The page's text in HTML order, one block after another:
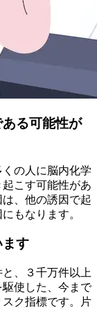
る可能性が
の人に脳内化学
こす可能性があ
、他の誘因で起
もなります。
す
、３千万件以上
使した、今まで
ク指標です。片